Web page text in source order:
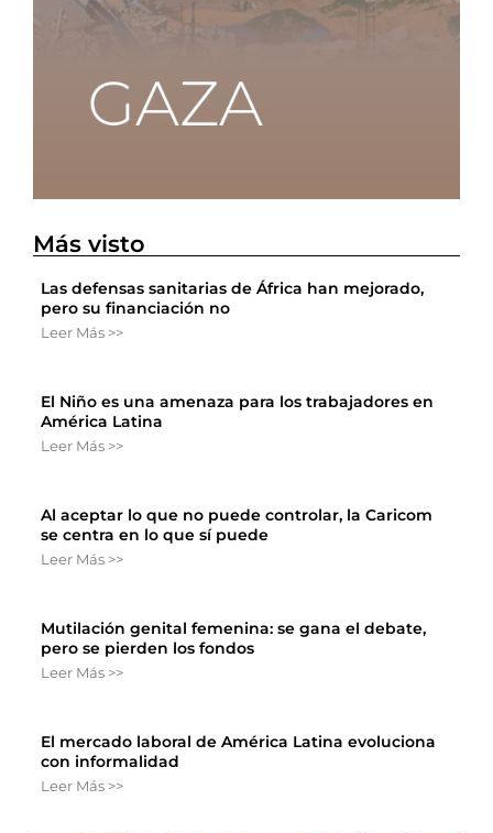
Más visto
Las defensas sanitarias de África han mejorado,
pero su financiación no
Leer Más >>
El Niño es una amenaza para los trabajadores en
América Latina
Leer Más >>
Al aceptar lo que no puede controlar, la Caricom
se centra en lo que sí puede
Leer Más >>
Mutilación genital femenina: se gana el debate,
pero se pierden los fondos
Leer Más >>
El mercado laboral de América Latina evoluciona
con informalidad
Leer Más >>